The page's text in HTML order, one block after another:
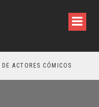
ACTORES CÓMICOS